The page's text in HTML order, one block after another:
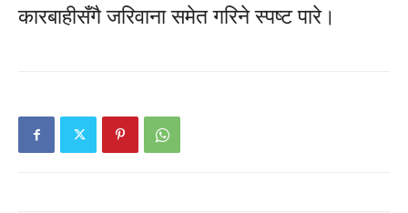
कारबाहीसँगै जरिवाना समेत गरिने स्पष्ट पारे।